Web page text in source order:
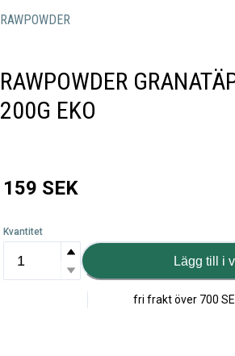
RAWPOWDER
RAWPOWDER
200G EKO
159 SEK
Kvantitet
Lägg till i
fri frakt över 700